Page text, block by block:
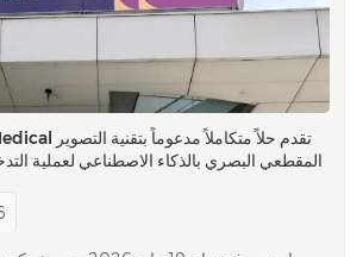
المقطعي البصري بالذكاء الاصطناعي لعملية